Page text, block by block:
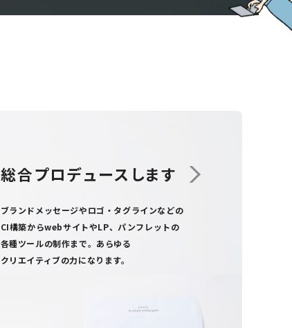
総合プロデュース します
ブランドメッセージやロゴ・タグラインなどの
CI構築からwebサイトやLP、パンフレットの
各種ツールの制作まで。 あらゆる
クリエイティブの力になります。